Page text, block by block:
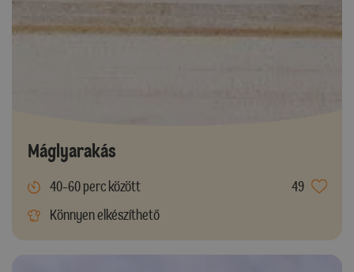
Máglyarakás
40-60 perc között
49
Könnyen elkészíthető